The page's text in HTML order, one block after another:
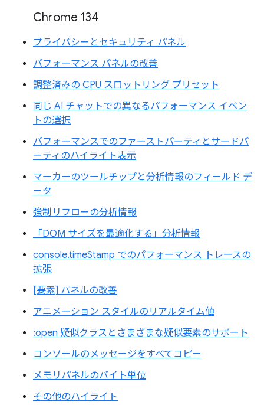
Chrome 134
プライバシーとセキュリティ パネル
パフォーマンス パネルの改善
調整済みの CPU スロットリング プリセット
同じ AI チャットでの異なるパフォーマンス イベン
トの選択
パフォーマンスでのファーストパーティとサードパ
ーティのハイライト表示
マーカーのツールチップと分析情報のフィールド デ
ータ
強制リフローの分析情報
「DOM サイズを最適化する」分析情報
console.timeStamp でのパフォーマンス トレースの
拡張
[要素] パネルの改善
アニメーション スタイルのリアルタイム値
:open 疑似クラスとさまざまな疑似要素のサポート
コンソールのメッセージをすべてコピー
メモリパネルのバイト単位
その他のハイライト